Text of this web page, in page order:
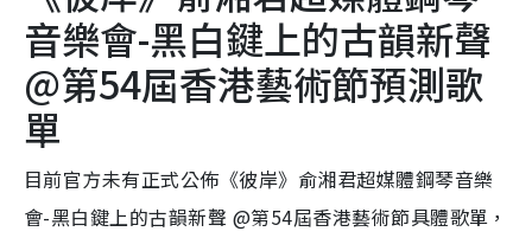
音樂會-黑白鍵上的古韻新聲
@第54屆香港藝術節預測歌
單
目前官方未有正式公佈《彼岸》俞湘君超媒體鋼琴音樂
會-黑白鍵上的古韻新聲 @第54屆香港藝術節具體歌單，